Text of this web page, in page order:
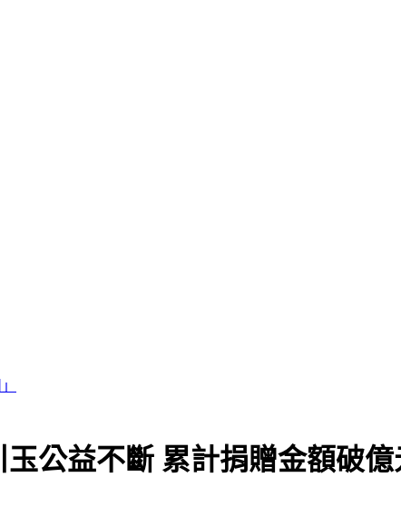
公益不斷 累計捐贈金額破億